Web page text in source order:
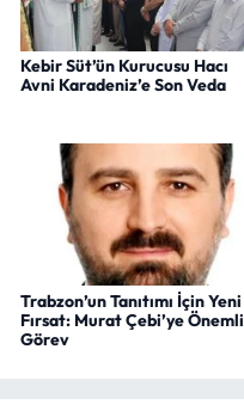
Kebir Süt’ün Kurucusu Hacı
Avni Karadeniz’e Son Veda
Trabzon’un Tanıtımı İçin Yeni
Fırsat: Murat Çebi’ye Önemli
Görev